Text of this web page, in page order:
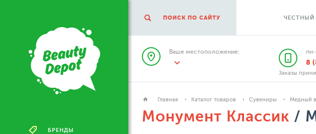
БРЕНДЫ
ПОИСК ПО САЙТУ ЧЕСТНЫЙ
Ваше местоположение:
8
Заказы
Главная Каталог товаров Сувениры Медный
Монумент Классик /